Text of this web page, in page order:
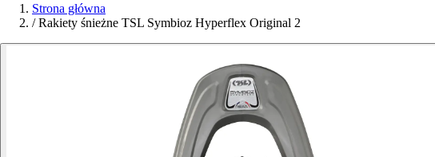
Strona główna
/ Rakiety śnieżne TSL Symbioz Hyperflex Original 2